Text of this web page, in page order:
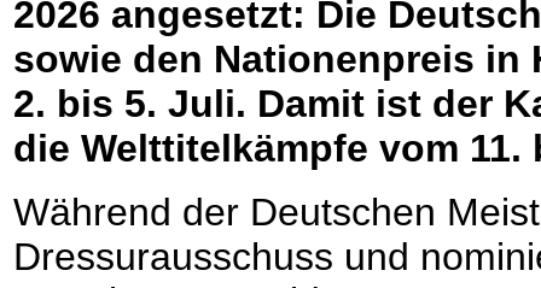
2026 angesetzt: Die
sowie den Nationenpreis in
2. bis 5. Juli. Damit ist der
die Welttitelkämpfe vom
Während der Deutschen
Dressurausschuss und